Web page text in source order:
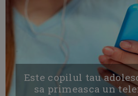
Este copilul tau
sa primeasca un